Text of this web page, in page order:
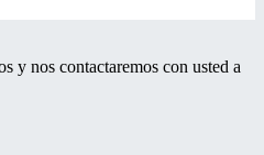
y nos contactaremos con usted a